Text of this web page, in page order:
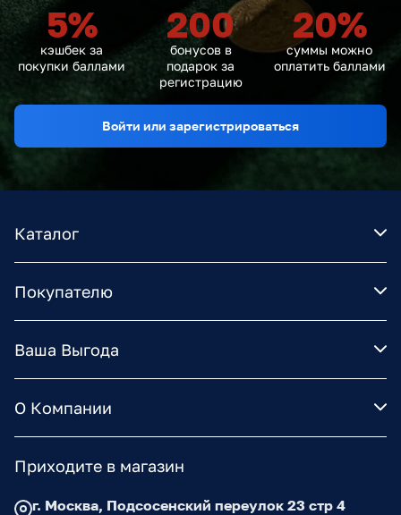
5%
кэшбек за
покупки баллами
200
бонусов в
подарок за
регистрацию
20%
суммы можно
оплатить баллами
Войти или зарегистрироваться
Каталог
Покупателю
Ваша Выгода
О Компании
Приходите в магазин
г. Москва, Подсосенский переулок 23 стр 4